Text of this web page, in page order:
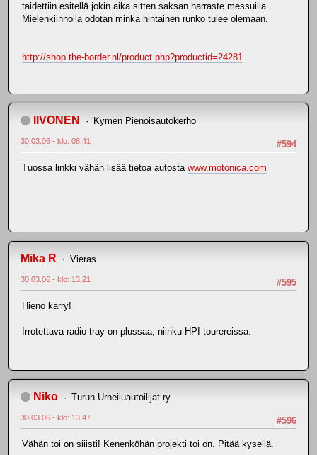
taidettiin esitellä jokin aika sitten saksan harraste messuilla.
Mielenkiinnolla odotan minkä hintainen runko tulee olemaan.
http://shop.the-border.nl/product.php?productid=24281
IIVONEN Kymen Pienoisautokerho
#594
30.03.06 - klo: 08.41
Tuossa linkki vähän lisää tietoa autosta www.motonica.com
Mika R Vieras
#595
30.03.06 - klo: 13.21
Hieno kärry!
Irrotettava radio tray on plussaa; niinku HPI tourereissa.
Niko Turun Urheiluautoilijat ry
#596
30.03.06 - klo: 13.47
Vähän toi on siiisti! Kenenköhän projekti toi on. Pitää kysellä.